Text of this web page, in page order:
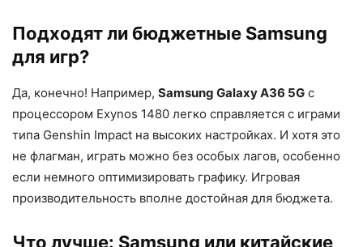
Подходят ли бюджетные Samsung
для игр?
Да, конечно! Например, Samsung Galaxy A36 5G с
процессором Exynos 1480 легко справляется с играми
типа Genshin Impact на высоких настройках. И хотя это
не флагман, играть можно без особых лагов, особенно
если немного оптимизировать графику. Игровая
производительность вполне достойная для бюджета.
Что лучше: Samsung или китайские